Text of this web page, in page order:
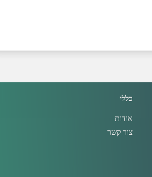
כללי
אודות
צור קשר